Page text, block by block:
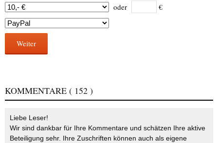
oder €
Weiter
KOMMENTARE ( 152 )
Liebe Leser!
Wir sind dankbar für Ihre Kommentare und schätzen Ihre aktive
Beteiligung sehr. Ihre Zuschriften können auch als eigene